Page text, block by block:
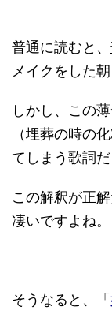
普通に読むと、
メイクをした朝
しかし、この
（埋葬の時の
てしまう歌詞
この解釈が正
凄いですよね。
そうなると、「